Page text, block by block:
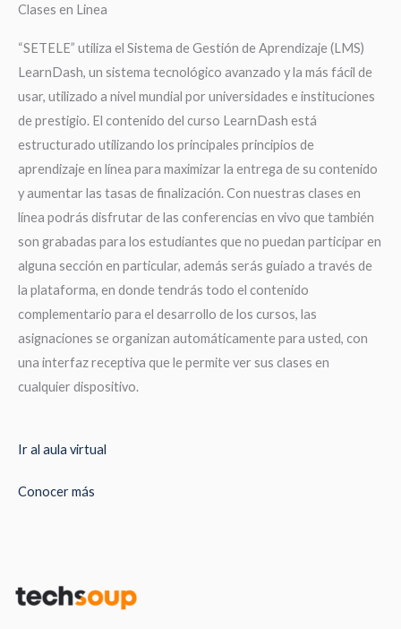
Clases en Linea
“SETELE” utiliza el Sistema de Gestión de Aprendizaje (LMS)
LearnDash, un sistema tecnológico avanzado y la más fácil de
usar, utilizado a nivel mundial por universidades e instituciones
de prestigio. El contenido del curso LearnDash está
estructurado utilizando los principales principios de
aprendizaje en línea para maximizar la entrega de su contenido
y aumentar las tasas de finalización. Con nuestras clases en
línea podrás disfrutar de las conferencias en vivo que también
son grabadas para los estudiantes que no puedan participar en
alguna sección en particular, además serás guiado a través de
la plataforma, en donde tendrás todo el contenido
complementario para el desarrollo de los cursos, las
asignaciones se organizan automáticamente para usted, con
una interfaz receptiva que le permite ver sus clases en
cualquier dispositivo.
Ir al aula virtual
Conocer más